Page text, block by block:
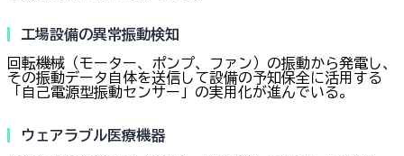
工場設備の異常振動検知
回転機械（モーター、ポンプ、ファン）の振動から発電し、
その振動データ自体を送信して設備の予知保全に活用する
「自己電源型振動センサー」の実用化が進んでいる。
ウェアラブル医療機器